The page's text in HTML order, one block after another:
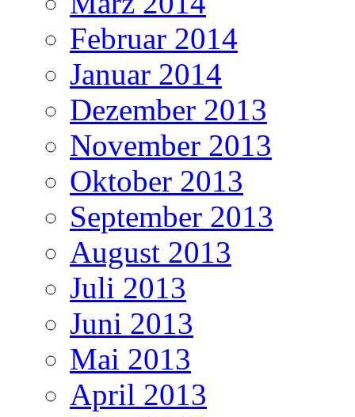
Februar 2014
Januar 2014
Dezember 2013
November 2013
Oktober 2013
September 2013
August 2013
Juli 2013
Juni 2013
Mai 2013
April 2013